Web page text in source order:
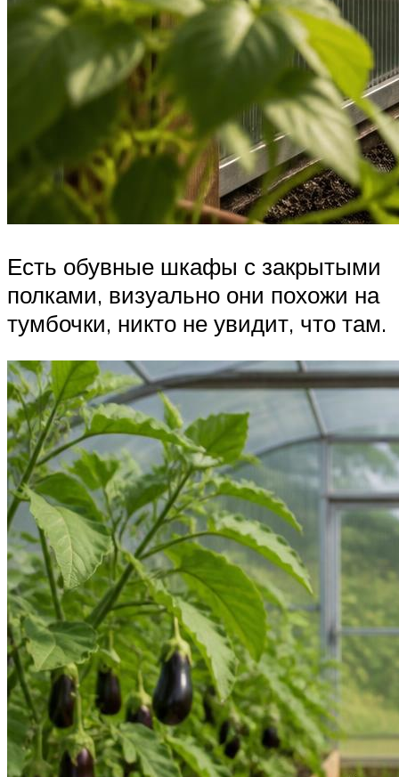
Есть обувные шкафы с закрытыми
полками, визуально они похожи на
тумбочки, никто не увидит, что там.